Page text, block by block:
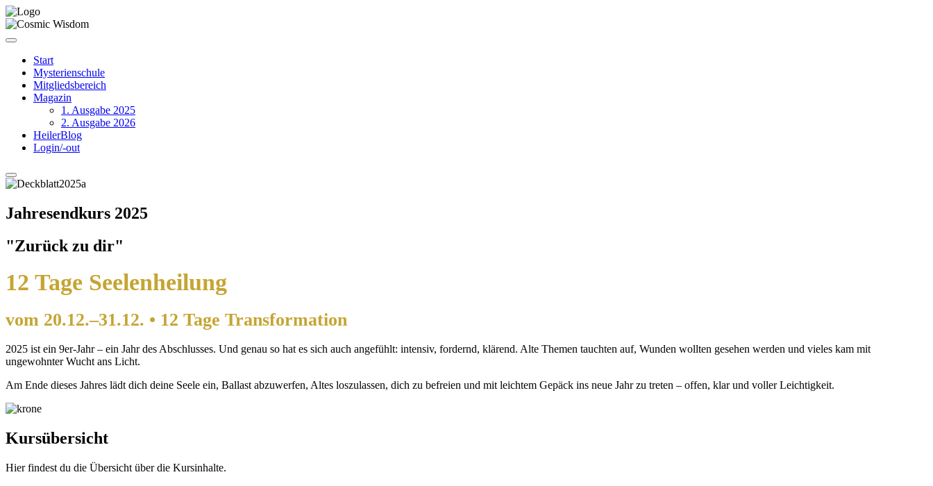
Start
Mysterienschule
Mitgliedsbereich
Magazin
1. Ausgabe 2025
2. Ausgabe 2026
HeilerBlog
Login/-out
Jahresendkurs 2025
"Zurück zu dir"
12 Tage Seelenheilung
vom 20.12.–31.12. • 12 Tage Transformation
2025 ist ein 9er-Jahr – ein Jahr des Abschlusses. Und genau so hat es sich auch angefühlt: intensiv, fordernd, klärend. Alte Themen tauchten auf, Wunden wollten gesehen werden und vieles kam mit
ungewohnter Wucht ans Licht.
Am Ende dieses Jahres lädt dich deine Seele ein, Ballast abzuwerfen, Altes loszulassen, dich zu befreien und mit leichtem Gepäck ins neue Jahr zu treten – offen, klar und voller Leichtigkeit.
Kursübersicht
Hier findest du die Übersicht über die Kursinhalte.